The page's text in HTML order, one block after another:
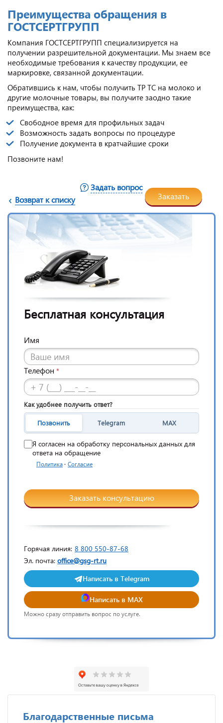
Преимущества обращения в
ГОСТСЕРТГРУПП
Компания ГОСТСЕРТГРУПП специализируется на
получении разрешительной документации. Мы знаем все
необходимые требования к качеству продукции, ее
маркировке, связанной документации.
Обратившись к нам, чтобы получить ТР ТС на молоко и
другие молочные товары, вы получите заодно такие
преимущества, как:
Свободное время для профильных задач
Возможность задать вопросы по процедуре
Получение документа в кратчайшие сроки
Позвоните нам!
Возврат к списку
Задать вопрос
Заказать
Бесплатная консультация
Имя
Телефон *
Как удобнее получить ответ?
Позвонить Telegram MAX
Я согласен на обработку персональных данных для
ответа на обращение
Политика · Согласие
Заказать консультацию
Горячая линия: 8 800 550-87-68
Эл. почта: office@gsg-rt.ru
Написать в Telegram
Написать в MAX
Можно сразу отправить вопрос по услуге.
Благодарственные письма